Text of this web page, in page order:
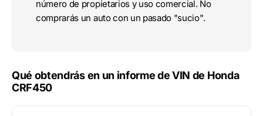
número de propietarios y uso comercial. No
comprarás un auto con un pasado "sucio".
Qué obtendrás en un informe de VIN de Honda
CRF450